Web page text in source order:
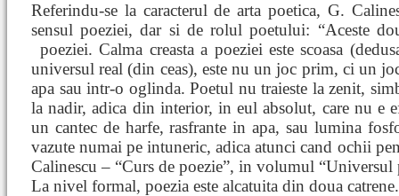
Referindu-se la caracterul de arta poetica, G.
sensul poeziei, dar si de rolul poetului: “Aceste
poeziei. Calma creastaa poeziei este scoasa
universul real (din ceas), este nu un joc prim, ci un
apa sau intr-o oglinda. Poetul nu traieste la zenit,
la nadir, adica din interior, in eul absolut, care nu e
un cantec de harfe, rasfrante in apa, sau lumina
vazute numai pe intuneric, adica atunci cand ochii
Calinescu – “Curs de poezie”, in volumul “Universul
La nivel formal, poezia este alcatuita din doua catrene.